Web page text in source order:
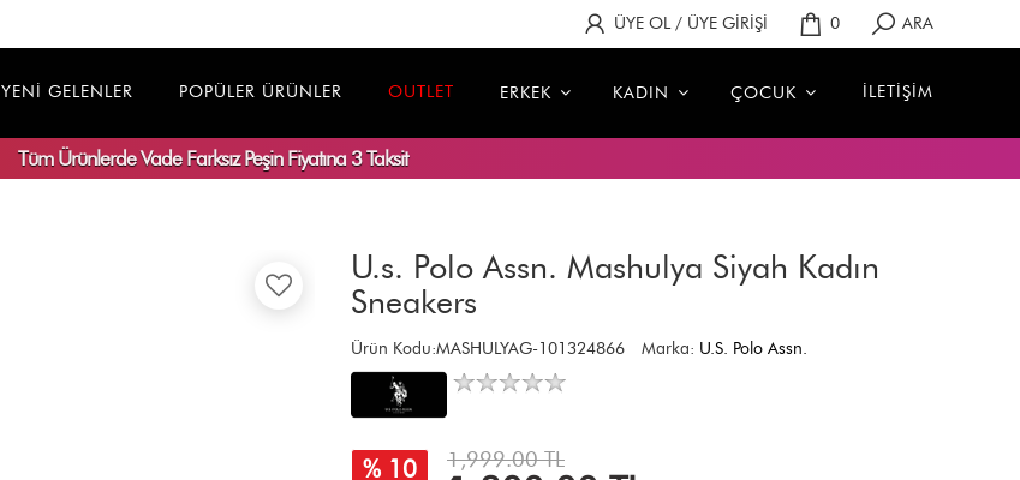
ÜYE OL / ÜYE GİRİŞİ 0 ARA
YENİ GELENLER POPÜLER ÜRÜNLER OUTLET ERKEK KADIN ÇOCUK İLETİŞİM
Tüm ÜrünlerdeVade FarksızPeşin Fiyatına 3 Taksit
U.s. Polo Assn. Mashulya Siyah Kadın
Sneakers
Ürün Kodu:MASHULYAG-101324866 Marka: U.S. Polo Assn.
% 10 1,999.00 TL